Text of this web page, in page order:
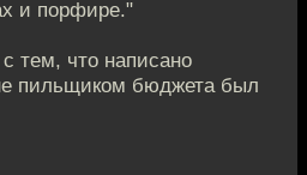
и порфире."
тем, что написано
пильщиком бюджета был